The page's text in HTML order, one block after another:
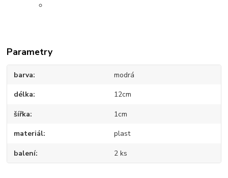
Parametry
barva modrá
délka 12cm
šířka 1cm
materiál plast
balení 2 ks